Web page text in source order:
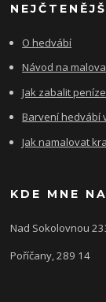
O hedvábí
Návod na
Jak zabalit
Barvení hedvábí
Jak namalovat
KDE MNE
Nad Sokolovnou
Poříčany, 289 14